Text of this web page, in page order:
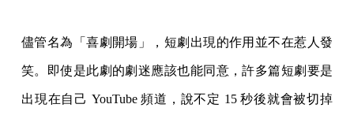
儘管名為「喜劇開場」，短劇出現的作用並不在惹人發
笑。即使是此劇的劇迷應該也能同意，許多篇短劇要是
出現在自己 YouTube 頻道，說不定 15 秒後就會被切掉